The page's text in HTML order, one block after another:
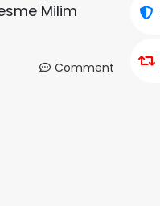
Milim
Comment